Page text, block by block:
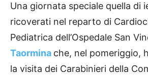
Una giornata speciale quella di
ricoverati nel reparto di
Pediatrica dell’Ospedale San
Taormina che, nel pomeriggio,
la visita dei Carabinieri della